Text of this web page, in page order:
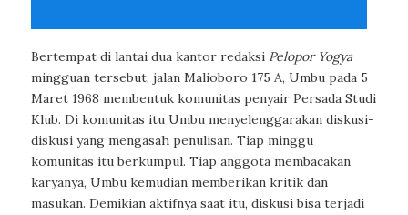
Bertempat di lantai dua kantor redaksi Pelopor Yogya
mingguan tersebut, jalan Malioboro 175 A, Umbu pada 5
Maret 1968 membentuk komunitas penyair Persada Studi
Klub. Di komunitas itu Umbu menyelenggarakan diskusi-
diskusi yang mengasah penulisan. Tiap minggu
komunitas itu berkumpul. Tiap anggota membacakan
karyanya, Umbu kemudian memberikan kritik dan
masukan. Demikian aktifnya saat itu, diskusi bisa terjadi